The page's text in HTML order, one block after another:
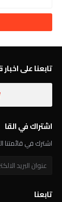
تابعنا على
اشتراك في القا
اشترك في قائمتنا
تابعنا